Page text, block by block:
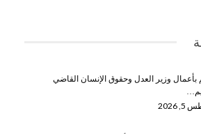
بأعمال وزير العدل وحقوق الإنسان القاضي
2026